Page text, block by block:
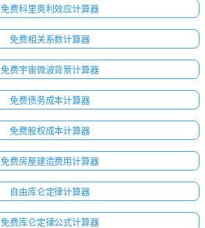
免费科里奥利效应计算器
免费相关系数计算器
免费宇宙微波背景计算器
免费债务成本计算器
免费股权成本计算器
免费房屋建造费用计算器
自由库仑定律计算器
免费库仑定律公式计算器